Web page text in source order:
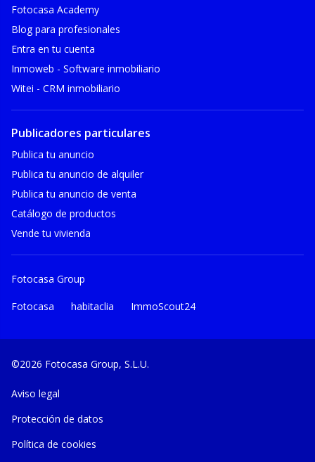
Fotocasa Academy
Blog para profesionales
Entra en tu cuenta
Inmoweb - Software inmobiliario
Witei - CRM inmobiliario
Publicadores particulares
Publica tu anuncio
Publica tu anuncio de alquiler
Publica tu anuncio de venta
Catálogo de productos
Vende tu vivienda
Fotocasa Group
Fotocasa habitaclia ImmoScout24
©2026 Fotocasa Group, S.L.U.
Aviso legal
Protección de datos
Política de cookies